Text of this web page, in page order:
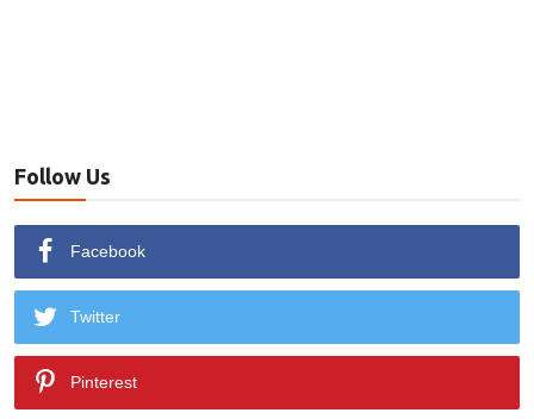
Follow Us
Facebook
Twitter
Pinterest